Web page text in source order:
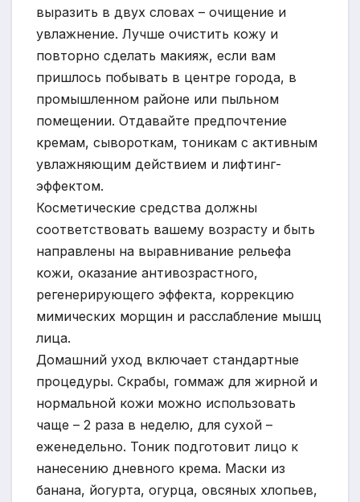
выразить в двух словах – очищение и
увлажнение. Лучше очистить кожу и
повторно сделать макияж, если вам
пришлось побывать в центре города, в
промышленном районе или пыльном
помещении. Отдавайте предпочтение
кремам, сывороткам, тоникам с активным
увлажняющим действием и лифтинг-
эффектом.
Косметические средства должны
соответствовать вашему возрасту и быть
направлены на выравнивание рельефа
кожи, оказание антивозрастного,
регенерирующего эффекта, коррекцию
мимических морщин и расслабление мышц
лица.
Домашний уход включает стандартные
процедуры. Скрабы, гоммаж для жирной и
нормальной кожи можно использовать
чаще – 2 раза в неделю, для сухой –
еженедельно. Тоник подготовит лицо к
нанесению дневного крема. Маски из
банана, йогурта, огурца, овсяных хлопьев,